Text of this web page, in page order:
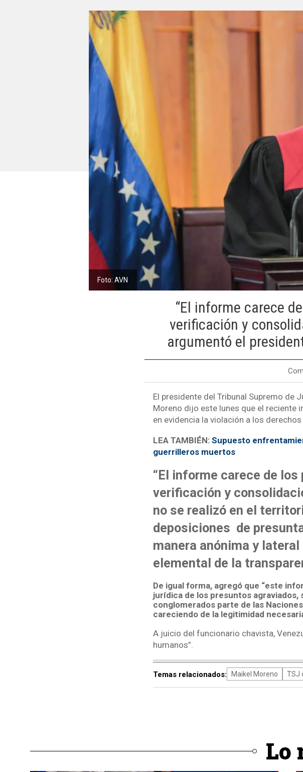
Foto: AVN
“El informe carece
verificación y
argumentó el
El presidente del Tribunal Supremo de
Moreno dijo este lunes que el reciente
en evidencia la violación a los
LEA TAMBIÉN: Supuesto
guerrilleros muertos
“El informe carece de
verificación y
no se realizó en el
deposiciones de
manera anónima y
elemental de la
De igual forma, agregó que “este
jurídica de los presuntos agraviados,
conglomerados parte de las
careciendo de la legitimidad
A juicio del funcionario chavista,
humanos”.
Temas relacionados: Maikel Moreno TSJ
Lo